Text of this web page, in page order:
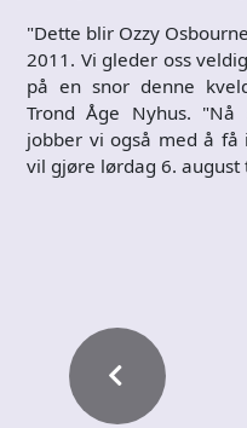
"Dette blir Ozzy
2011. Vi gleder oss
på en snor denne
Trond Åge Nyhus.
jobber vi også med å
vil gjøre lørdag 6.